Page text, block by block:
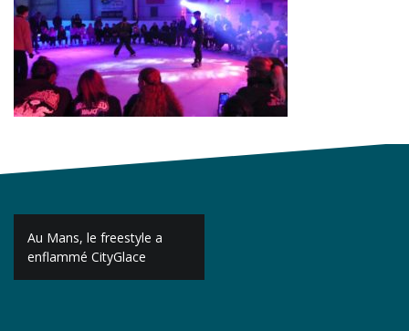
Navigation
de
l’article
Au Mans, le freestyle a
enflammé CityGlace